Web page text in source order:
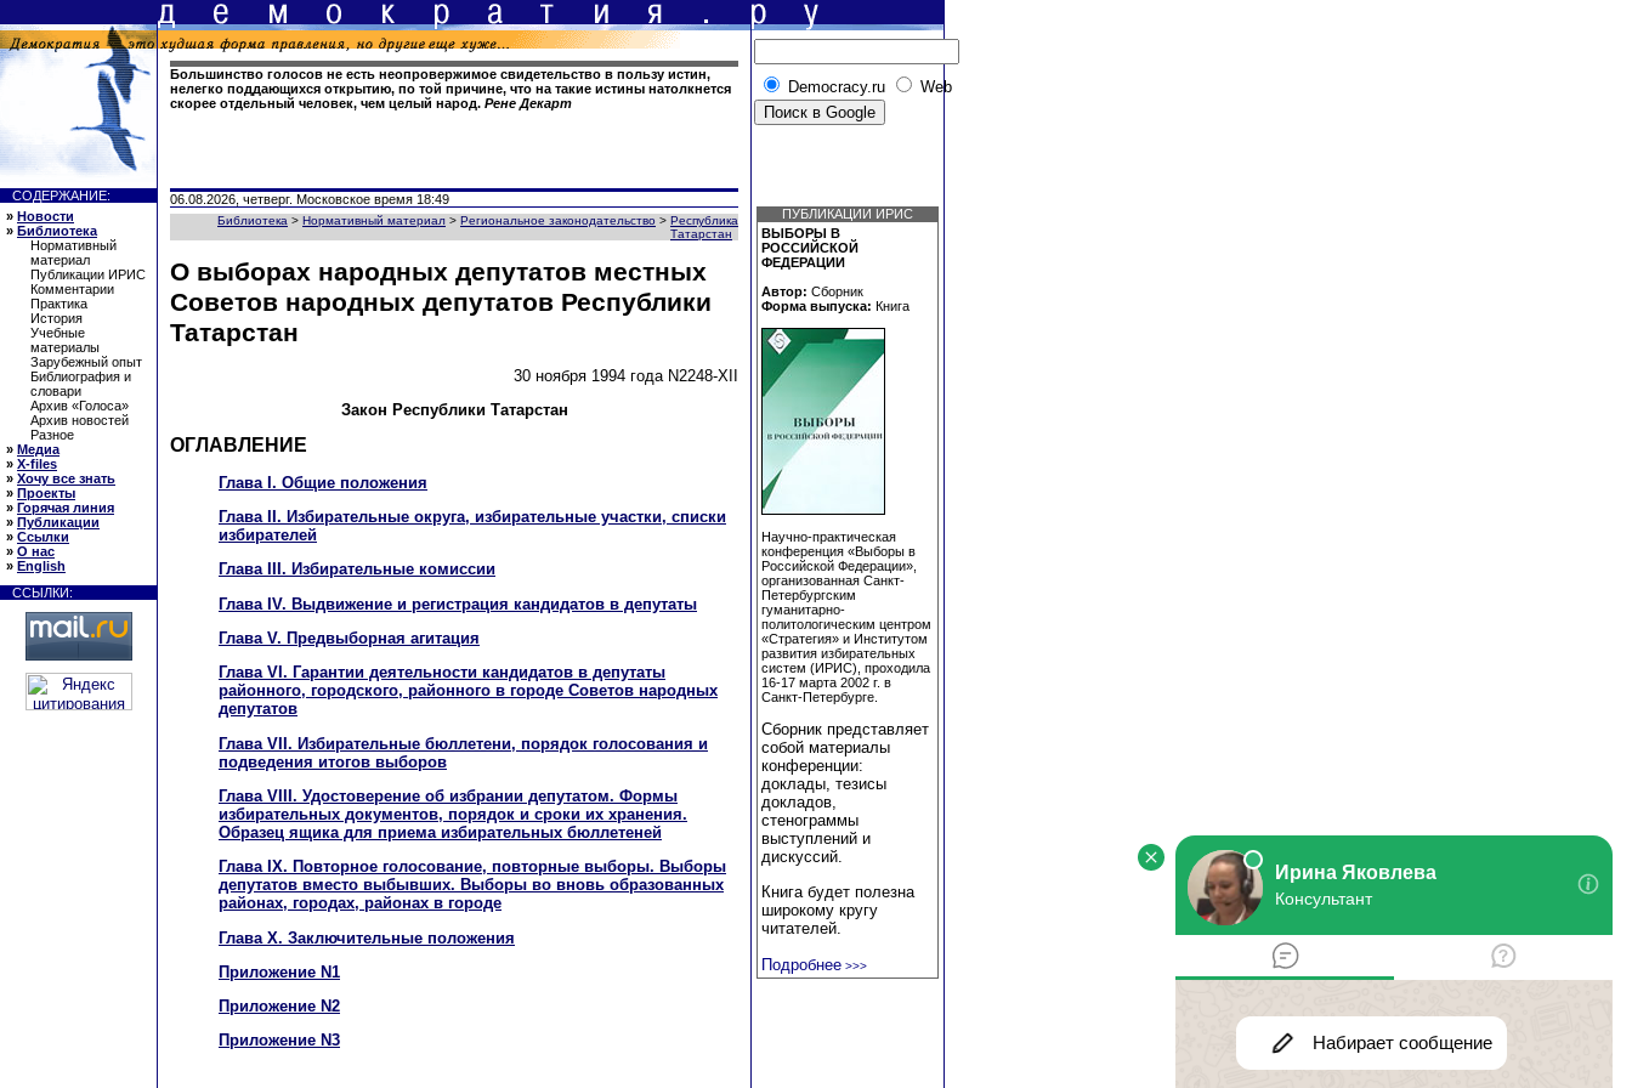
Большинство голосов не есть неопровержимое свидетельство в пользу истин,
нелегко поддающихся открытию, по той причине, что на такие истины натолкнется
скорее отдельный человек, чем целый народ. Рене Декарт
Democracy.ru Web
СОДЕРЖАНИЕ:
» Новости
» Библиотека
Нормативный
материал
Публикации ИРИС
Комментарии
Практика
История
Учебные
материалы
Зарубежный опыт
Библиография и
словари
Архив «Голоса»
Архив новостей
Разное
» Медиа
» X-files
» Хочу все знать
» Проекты
» Горячая линия
» Публикации
» Ссылки
» О нас
» English
ССЫЛКИ:
06.08.2026, четверг. Московское время 18:49
Библиотека > Нормативный материал > Региональное законодательство > Республика
Татарстан
О выборах народных депутатов местных
Советов народных депутатов Республики
Татарстан
30 ноября 1994 года N2248-XII
Закон Республики Татарстан
ОГЛАВЛЕНИЕ
Глава I. Общие положения
Глава II. Избирательные округа, избирательные участки, списки
избирателей
Глава III. Избирательные комиссии
Глава IV. Выдвижение и регистрация кандидатов в депутаты
Глава V. Предвыборная агитация
Глава VI. Гарантии деятельности кандидатов в депутаты
районного, городского, районного в городе Советов народных
депутатов
Глава VII. Избирательные бюллетени, порядок голосования и
подведения итогов выборов
Глава VIII. Удостоверение об избрании депутатом. Формы
избирательных документов, порядок и сроки их хранения.
Образец ящика для приема избирательных бюллетеней
Глава IX. Повторное голосование, повторные выборы. Выборы
депутатов вместо выбывших. Выборы во вновь образованных
районах, городах, районах в городе
Глава X. Заключительные положения
Приложение N1
Приложение N2
Приложение N3
ПУБЛИКАЦИИ ИРИС
ВЫБОРЫ В
РОССИЙСКОЙ
ФЕДЕРАЦИИ
Автор: Сборник
Форма выпуска: Книга
Научно-практическая
конференция «Выборы в
Российской Федерации»,
организованная Санкт-
Петербургским
гуманитарно-
политологическим центром
«Стратегия» и Институтом
развития избирательных
систем (ИРИС), проходила
16-17 марта 2002 г. в
Санкт-Петербурге.
Сборник представляет
собой материалы
конференции:
доклады, тезисы
докладов,
стенограммы
выступлений и
дискуссий.
Книга будет полезна
широкому кругу
читателей.
Подробнее >>>